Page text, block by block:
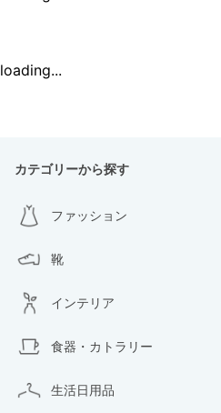
loading...
カテゴリーから探す
ファッション
靴
インテリア
食器・カトラリー
生活日用品